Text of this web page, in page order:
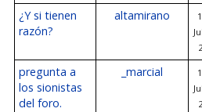
¿Y si tienen
razón?
altamirano
pregunta a
los sionistas
del foro.
_marcial